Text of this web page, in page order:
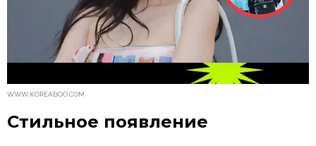
WWW.KOREABOO.COM
Стильное появление